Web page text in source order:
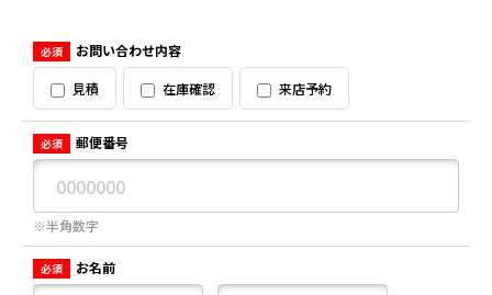
必須 お問い合わせ内容
見積 在庫確認 来店予約
必須 郵便番号
※半角数字
必須 お名前